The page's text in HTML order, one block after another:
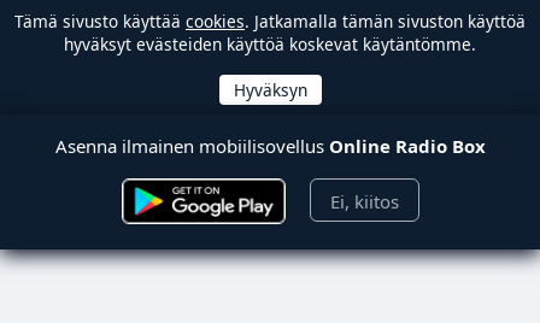
Tämä sivusto käyttää cookies. Jatkamalla tämän sivuston käyttöä
hyväksyt evästeiden käyttöä koskevat käytäntömme.
Asenna ilmainen mobiilisovellus Online Radio Box
Ei, kiitos